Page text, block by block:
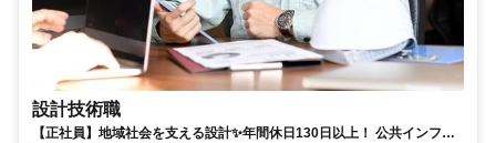
設計技術職
【正社員】地域社会を支える設計✨年間休日130日以上！ 公共インフラ